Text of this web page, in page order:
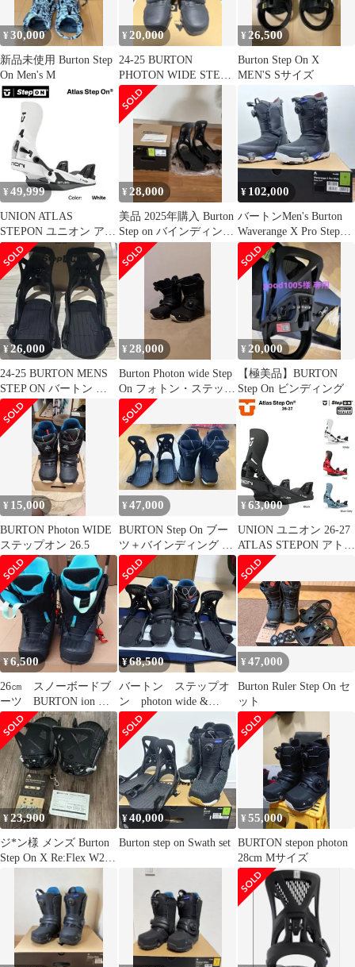
(1年保証）プレゼント
付き【予約商品2026年
11月納品予定】
¥30,000
新品未使用 Burton Step
On Men's M
¥20,000
24-25 BURTON
PHOTON WIDE STEP
ON 26cm
¥26,500
Burton Step On X
MEN'S Sサイズ
¥ 49,999
UNION ATLAS
STEPON ユニオン アト
ラス ステップオン カ
ラー: WHITE バイン
ディング STEP ON /
25-26 2026 UNION日本
正規品 送料無料！
¥28,000
美品 2025年購入 Burton
Step on バインディング
メンズM
¥ 102,000
バートンMen's Burton
Waverange X Pro Step
On
¥26,000
24-25 BURTON MENS
STEP ON バートン ス
テップオン
¥ 28,000
Burton Photon wide Step
On フォトン・ステップ
オン
¥ 20,000
【極美品】BURTON
Step On ビンディング
¥ 15,000
BURTON Photon WIDE
ステップオン 26.5
¥47,000
BURTON Step On ブー
ツ＋バインディング セ
ット 27.0cm
¥63,000
UNION ユニオン 26-27
ATLAS STEPON アトラ
ス ステップオン バ
インディング STEP
ON / 2027 UNION日本
正規品(1年保証）送料
無料！ プレゼント付き
【予約商品2026年11月
納品予定】
¥6,500
26㎝ スノーボードブ
ーツ BURTON ion ア
イオン ASIAN FIT
¥68,500
バートン ステップオ
ン photon wide &
Genesis
¥47,000
Burton Ruler Step On セ
ット
¥23,900
ジ*ン様 メンズ Burton
Step On X Re:Flex W24
¥40,000
Burton step on Swath set
¥55,000
BURTON stepon photon
28cm Mサイズ